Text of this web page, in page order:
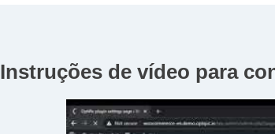
Instruções de vídeo para